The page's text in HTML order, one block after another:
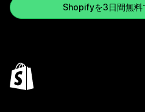
Shopifyを3日間無料